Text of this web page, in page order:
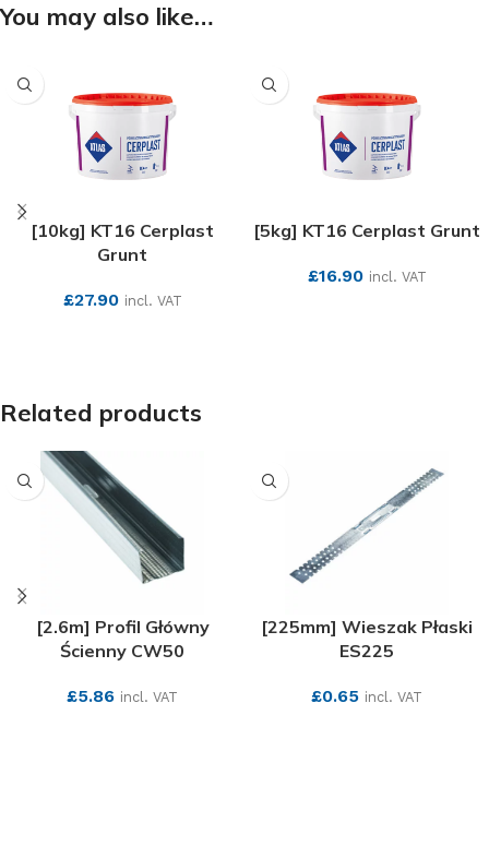
You may also like…
[10kg] KT16 Cerplast
Grunt
£27.90 incl. VAT
[5kg] KT16 Cerplast Grunt
£16.90 incl. VAT
Related products
[2.6m] Profil Główny
Ścienny CW50
£5.86 incl. VAT
[225mm] Wieszak Płaski
ES225
£0.65 incl. VAT